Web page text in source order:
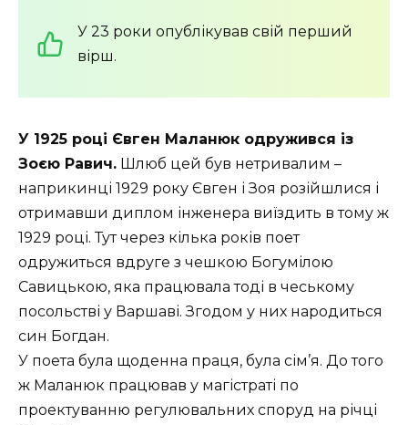
У 23 роки опублікував свій перший
вірш.
У 1925 році Євген Маланюк одружився із
Зоєю Равич. Шлюб цей був нетривалим –
наприкинці 1929 року Євген і Зоя розійшлися і
отримавши диплом інженера виїздить в тому ж
1929 році. Тут через кілька років поет
одружиться вдруге з чешкою Богумілою
Савицькою, яка працювала тоді в чеському
посольстві у Варшаві. Згодом у них народиться
син Богдан.
У поета була щоденна праця, була сім’я. До того
ж Маланюк працював у магістраті по
проектуванню регулювальних споруд на річці